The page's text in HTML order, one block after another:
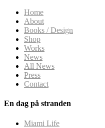
Home
About
Books / Design
Shop
Works
News
All News
Press
Contact
En dag på stranden
Miami Life